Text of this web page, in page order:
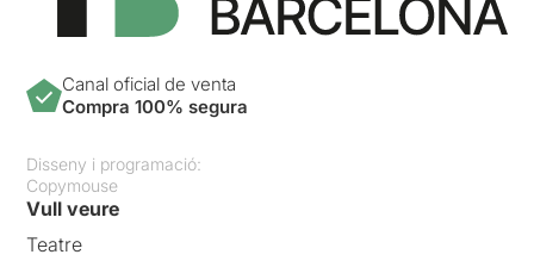
Canal oficial de venta
Compra 100% segura
Disseny i programació:
Copymouse
Vull veure
Teatre